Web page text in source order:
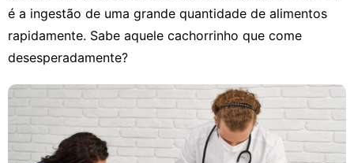
é a ingestão de uma grande quantidade de alimentos
rapidamente. Sabe aquele cachorrinho que come
desesperadamente?